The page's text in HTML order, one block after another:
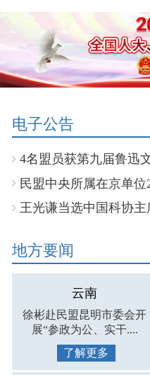
电子公告
4名盟员获第九届鲁迅
民盟中央所属在京单
王光谦当选中国科协主
地方要闻
云南
徐彬赴民盟昆明市委会开
展“参政为公、实干....
了解更多